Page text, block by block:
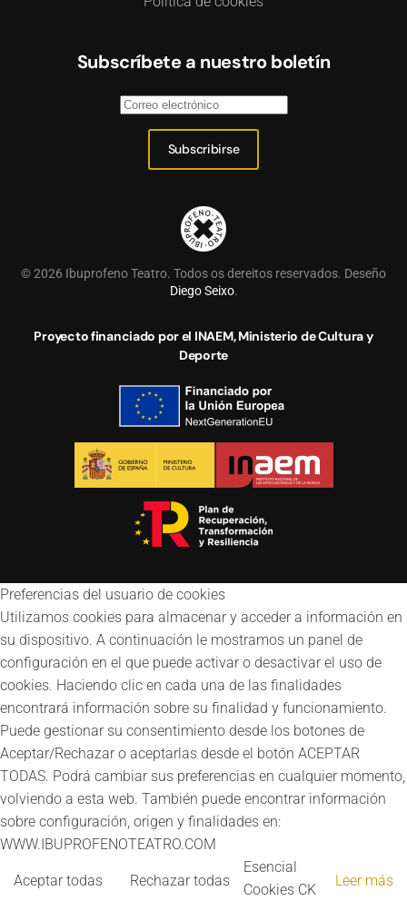
Subscríbete a nuestro boletín
Subscribirse
©2026 Ibuprofeno Teatro. Todos os dereitos reservados. Deseño
Diego Seixo.
Proyecto financiado por el INAEM, Ministerio de Cultura y
Deporte
Preferencias del usuario de cookies
Utilizamos cookies para almacenar y acceder a información en
su dispositivo. A continuación le mostramos un panel de
configuración en el que puede activar o desactivar el uso de
cookies. Haciendo clic en cada una de las finalidades
encontrará información sobre su finalidad y funcionamiento.
Puede gestionar su consentimiento desde los botones de
Aceptar/Rechazar o aceptarlas desde el botón ACEPTAR
TODAS. Podrá cambiar sus preferencias en cualquier momento,
volviendo a esta web. También puede encontrar información
sobre configuración, origen y finalidades en:
WWW.IBUPROFENOTEATRO.COM
Aceptar todas Rechazar todas Leer más
Esencial
Cookies CK